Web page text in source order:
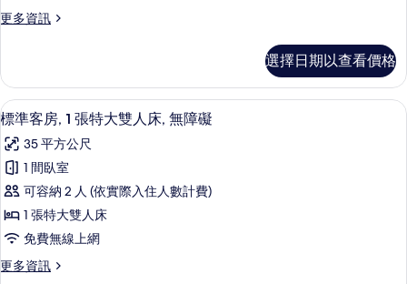
張
大
雙
人
床
的
所
有
相
片
更多資訊
更
客
房,
1
特
大
人
床
的
詳
情
選擇日期以查看價格
顯
示
標
準
客
房,
張
淋浴/浴缸二合一、環保盥洗用品、吹
6
標準客房, 1 張特大雙人床, 無障礙
35 平方公尺
1 間臥室
可容納 2 人 (依實際入住人數計費)
1 張特大雙人床
免費無線上網
更多資訊
更